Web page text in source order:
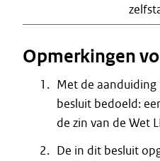
Opmerkingen
Met de aanduiding
besluit bedoeld:
de zin van de Wet
De in dit besluit